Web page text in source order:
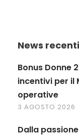
News recenti
Bonus Donne
incentivi per il
operative
3 AGOSTO 2026
Dalla